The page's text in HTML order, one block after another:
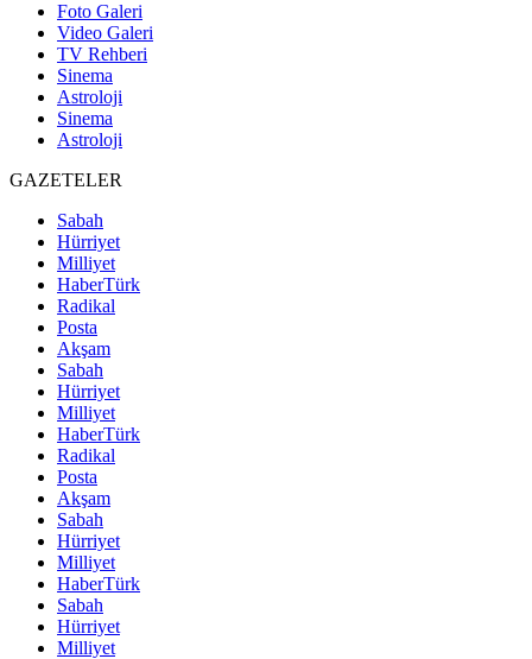
Foto Galeri
Video Galeri
TV Rehberi
Sinema
Astroloji
Sinema
Astroloji
GAZETELER
Sabah
Hürriyet
Milliyet
HaberTürk
Radikal
Posta
Akşam
Sabah
Hürriyet
Milliyet
HaberTürk
Radikal
Posta
Akşam
Sabah
Hürriyet
Milliyet
HaberTürk
Sabah
Hürriyet
Milliyet